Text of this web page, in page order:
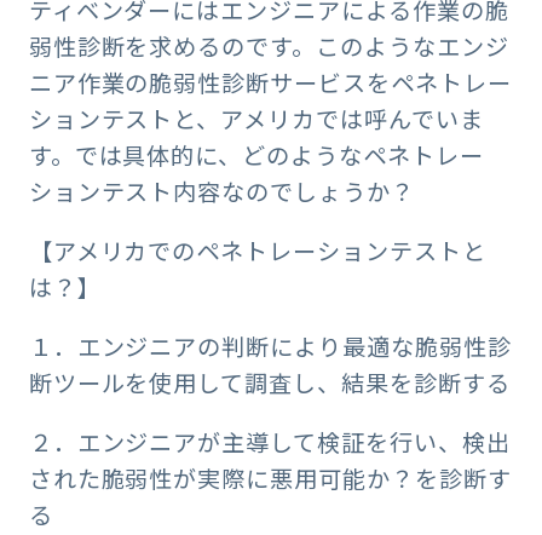
ティベンダーにはエンジニアによる作業の脆
弱性診断を求めるのです。このようなエンジ
ニア作業の脆弱性診断サービスをペネトレー
ションテストと、アメリカでは呼んでいま
す。では具体的に、どのようなペネトレー
ションテスト内容なのでしょうか？
【アメリカでのペネトレーションテストと
は？】
１．エンジニアの判断により最適な脆弱性診
断ツールを使用して調査し、結果を診断する
２．エンジニアが主導して検証を行い、検出
された脆弱性が実際に悪用可能か？を診断す
る